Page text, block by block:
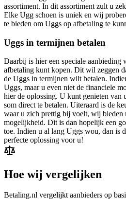
assortiment. In dit assortiment zult u
Elke Ugg schoen is uniek en wij
te bieden om Uggs op afbetaling te
Uggs in termijnen betalen
Daarbij is hier een speciale aanbieding
afbetaling kunt kopen. Dit wil zeggen
de Uggs in termijnen wilt betalen.
Uggs, maar u even niet de financiele
hier de oplossing. U kunt genieten van
som direct te betalen. Uiteraard is de
waar u zich prettig bij voelt, wij bieden
mogelijkheid. Dit is dan hopelijk een
toe. Indien u al lang Uggs wou, dan is
perfecte oplossing voor u!
Hoe wij vergelijken
Betaling.nl vergelijkt aanbieders op